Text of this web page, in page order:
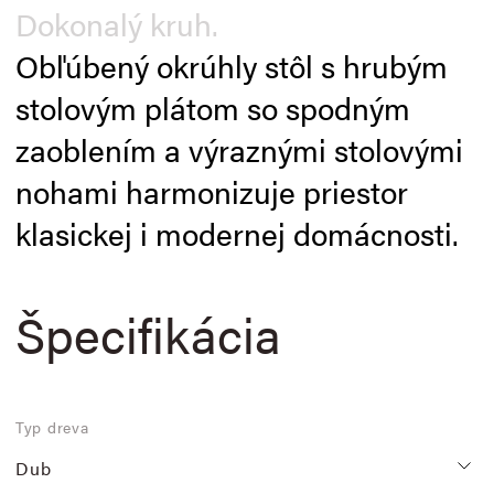
Dokonalý kruh.
Obľúbený okrúhly stôl s hrubým
stolovým plátom so spodným
zaoblením a výraznými stolovými
nohami harmonizuje priestor
klasickej i modernej domácnosti.
Špecifikácia
Typ dreva
Dub